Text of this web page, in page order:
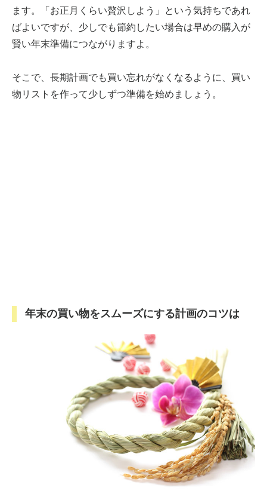
ます。「お正月くらい贅沢しよう」という気持ちであれ
ばよいですが、少しでも節約したい場合は早めの購入が
賢い年末準備につながりますよ。
そこで、長期計画でも買い忘れがなくなるように、買い
物リストを作って少しずつ準備を始めましょう。
年末の買い物をスムーズにする計画のコツは